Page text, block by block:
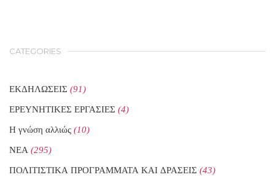
CATEGORIES
ΕΚΔΗΛΩΣΕΙΣ (91)
ΕΡΕΥΝΗΤΙΚΕΣ ΕΡΓΑΣΙΕΣ (4)
Η γνώση αλλιώς (10)
ΝΕΑ (295)
ΠΟΛΙΤΙΣΤΙΚΑ ΠΡΟΓΡΑΜΜΑΤΑ ΚΑΙ ΔΡΑΣΕΙΣ (43)